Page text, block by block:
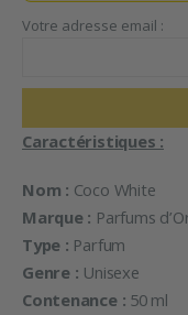
Votre adresse email :
Caractéristiques :
Nom : Coco White
Marque : Parfums
Type : Parfum
Genre : Unisexe
Contenance : 50 ml